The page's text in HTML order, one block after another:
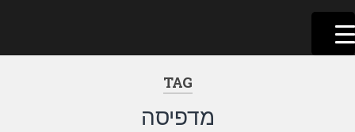
דלג
לתוכן
לשוניאדה
עברית. לשון. שפה
TAG
מדפיסה